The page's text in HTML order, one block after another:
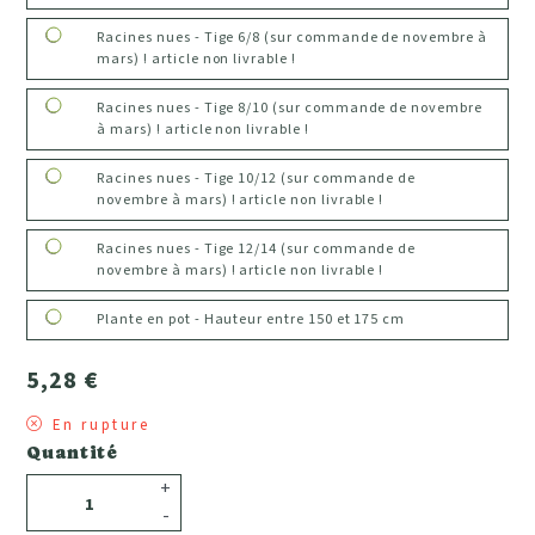
Racines nues - Tige 6/8 (sur commande de novembre à
mars) ! article non livrable !
Racines nues - Tige 8/10 (sur commande de novembre
à mars) ! article non livrable !
Racines nues - Tige 10/12 (sur commande de
novembre à mars) ! article non livrable !
Racines nues - Tige 12/14 (sur commande de
novembre à mars) ! article non livrable !
Plante en pot - Hauteur entre 150 et 175 cm
5,28 €
Quantité
-
+
En rupture